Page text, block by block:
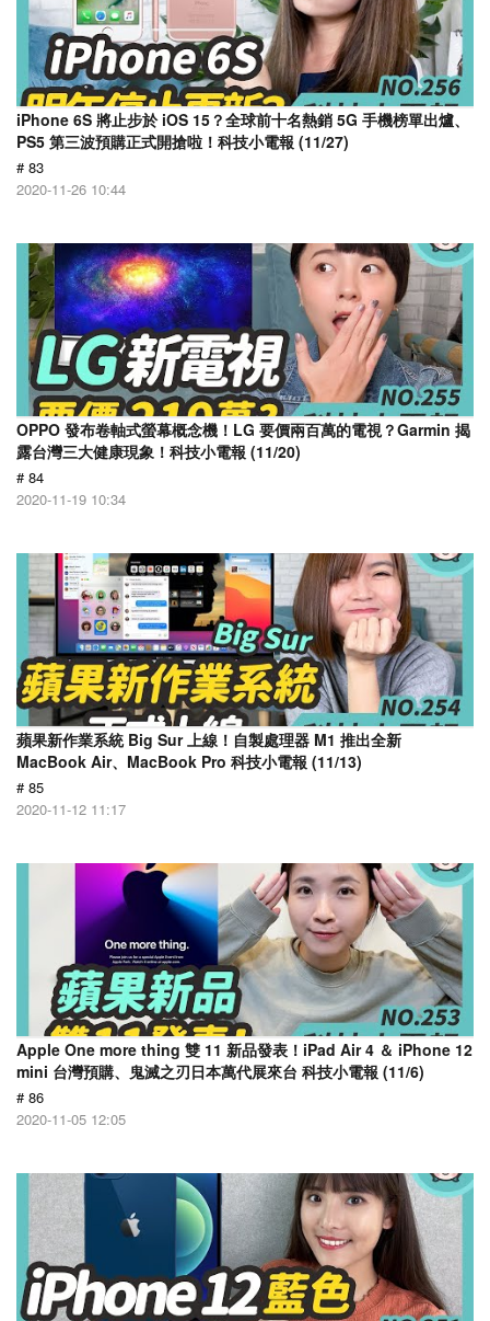
iPhone 6S 將止步於 iOS 15？全球前十名熱銷 5G 手機榜單出爐、
PS5 第三波預購正式開搶啦！科技小電報 (11/27)
# 83
2020-11-26 10:44
OPPO 發布卷軸式螢幕概念機！LG 要價兩百萬的電視？Garmin 揭
露台灣三大健康現象！科技小電報 (11/20)
# 84
2020-11-19 10:34
蘋果新作業系統 Big Sur 上線！自製處理器 M1 推出全新
MacBook Air、MacBook Pro 科技小電報 (11/13)
# 85
2020-11-12 11:17
Apple One more thing 雙 11 新品發表！iPad Air 4 ＆ iPhone 12
mini 台灣預購、鬼滅之刃日本萬代展來台 科技小電報 (11/6)
# 86
2020-11-05 12:05